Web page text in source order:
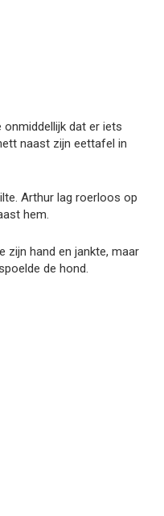
onmiddellijk dat er iets
naast zijn eettafel in
Arthur lag roerloos op
hem.
zijn hand en jankte, maar
de hond.